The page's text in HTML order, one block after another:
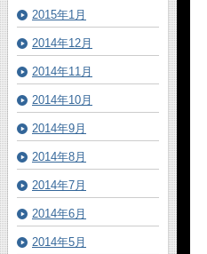
2015年1月
2014年12月
2014年11月
2014年10月
2014年9月
2014年8月
2014年7月
2014年6月
2014年5月